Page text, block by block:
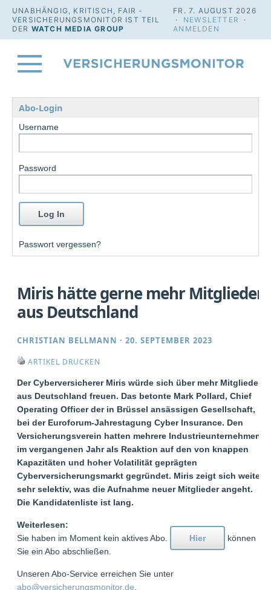
UNABHÄNGIG, KRITISCH, FAIR -
VERSICHERUNGSMONITOR IST TEIL
DER WATCH MEDIA GROUP
FR. 7. AUGUST 2026
· NEWSLETTER
·
ANMELDEN
Abo-Login
Username
Password
Passwort vergessen?
Miris hätte gerne mehr Mitglieder
aus Deutschland
CHRISTIAN BELLMANN ·20. SEPTEMBER 2023
ARTIKEL DRUCKEN
Der Cyberversicherer Miris würde sich über mehr Mitglieder
aus Deutschland freuen. Das betonte Mark Pollard, Chief
Operating Officer der in Brüssel ansässigen Gesellschaft,
bei der Euroforum-Jahrestagung Cyber Insurance. Den
Versicherungsverein hatten mehrere Industrieunternehmen
im vergangenen Jahr als Reaktion auf den von knappen
Kapazitäten und hoher Volatilität geprägten
Cyberversicherungsmarkt gegründet. Miris zeigt sich weiter
sehr selektiv, was die Aufnahme neuer Mitglieder angeht.
Die Kandidatenliste ist lang.
Weiterlesen:
Sie haben im Moment kein aktives Abo.
Hier
können
Sie ein Abo abschließen.
Unseren Abo-Service erreichen Sie unter
abo@versicherungsmonitor.de